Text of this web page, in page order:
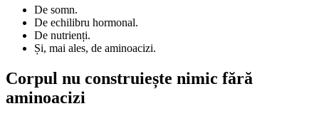
De somn.
De echilibru hormonal.
De nutrienți.
Și, mai ales, de aminoacizi.
Corpul nu construiește nimic fără
aminoacizi